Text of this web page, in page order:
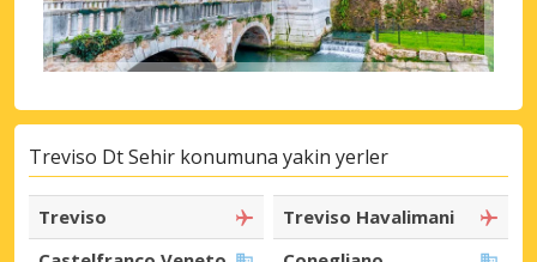
Treviso Dt Sehir konumuna yakin yerler
Treviso
Treviso Havalimani